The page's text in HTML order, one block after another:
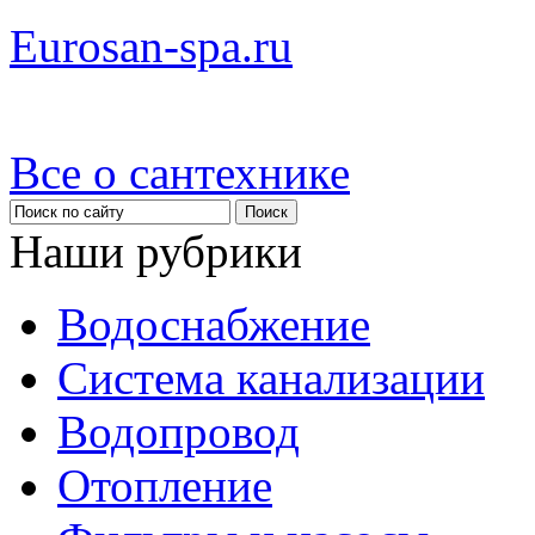
Eurosan-spa.ru
Все о сантехнике
Наши рубрики
Водоснабжение
Система канализации
Водопровод
Отопление